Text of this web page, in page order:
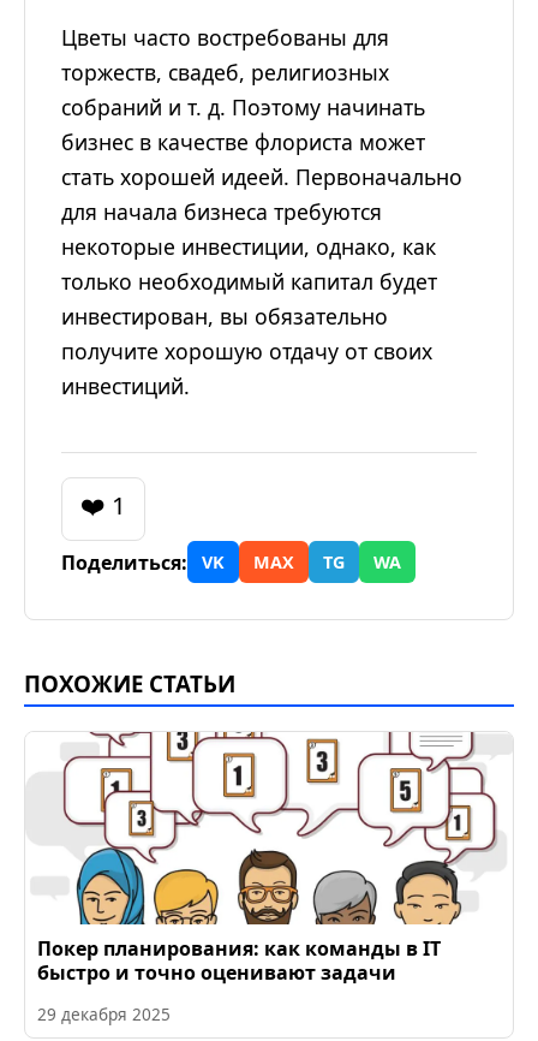
Цветы часто востребованы для
торжеств, свадеб, религиозных
собраний и т. д. Поэтому начинать
бизнес в качестве флориста может
стать хорошей идеей. Первоначально
для начала бизнеса требуются
некоторые инвестиции, однако, как
только необходимый капитал будет
инвестирован, вы обязательно
получите хорошую отдачу от своих
инвестиций.
❤️ 1
Поделиться: VK MAX TG WA
ПОХОЖИЕ СТАТЬИ
Покер планирования: как команды в IT
быстро и точно оценивают задачи
29 декабря 2025